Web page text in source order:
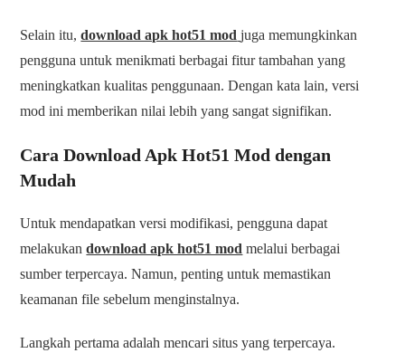
Selain itu,download apk hot51 mod juga memungkinkan
pengguna untuk menikmati berbagai fitur tambahan yang
meningkatkan kualitas penggunaan. Dengan kata lain, versi
mod ini memberikan nilai lebih yang sangat signifikan.
Cara Download Apk Hot51 Mod dengan
Mudah
Untuk mendapatkan versi modifikasi, pengguna dapat
melakukandownload apk hot51 mod melalui berbagai
sumber terpercaya. Namun, penting untuk memastikan
keamanan file sebelum menginstalnya.
Langkah pertama adalah mencari situs yang terpercaya.